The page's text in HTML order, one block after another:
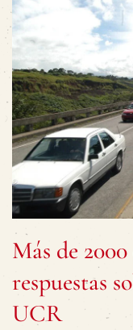
Más de
respuestas
UCR